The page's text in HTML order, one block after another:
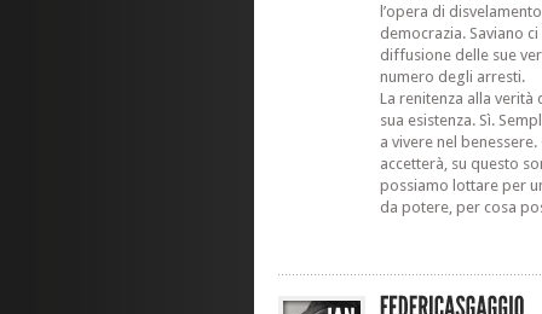
l’opera di
democrazia. Saviano
diffusione delle sue
numero degli arresti.
La renitenza alla
sua esistenza. Sì.
a vivere nel
accetterà, su questo
possiamo lottare per
da potere, per cosa